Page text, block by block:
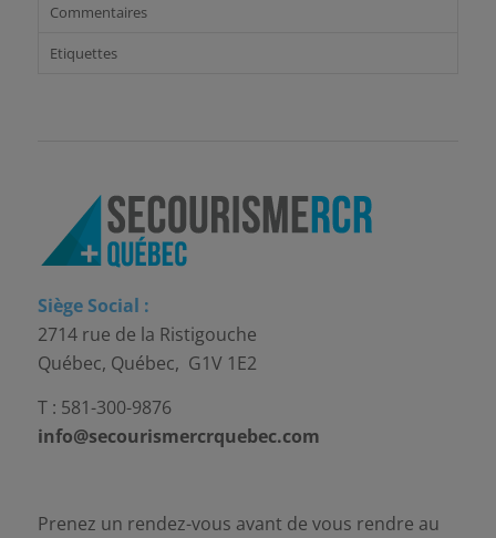
Commentaires
Etiquettes
Siège Social :
2714 rue de la Ristigouche
Québec, Québec, G1V 1E2
T : 581-300-9876
info@secourismercrquebec.com
Prenez un rendez-vous avant de vous rendre au